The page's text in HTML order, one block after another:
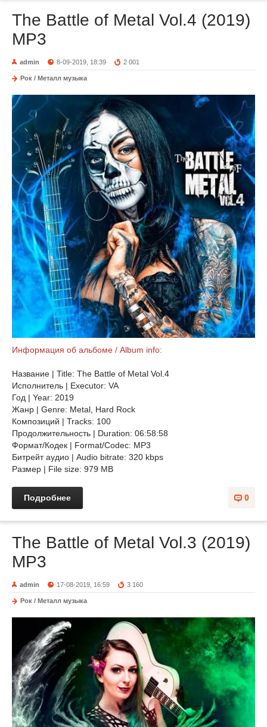
The Battle of Metal Vol.4 (2019)
MP3
admin 8-09-2019, 18:39 2 001
Рок / Металл музыка
Информация об альбоме / Album info:
Название | Title: The Battle of Metal Vol.4
Исполнитель | Executor: VA
Год | Year: 2019
Жанр | Genre: Metal, Hard Rock
Композиций | Tracks: 100
Продолжительность | Duration: 06:58:58
Формат/Кодек | Format/Codec: MP3
Битрейт аудио | Audio bitrate: 320 kbps
Размер | File size: 979 MB
0
Подробнее
The Battle of Metal Vol.3 (2019)
MP3
admin 17-08-2019, 16:59 3 160
Рок / Металл музыка